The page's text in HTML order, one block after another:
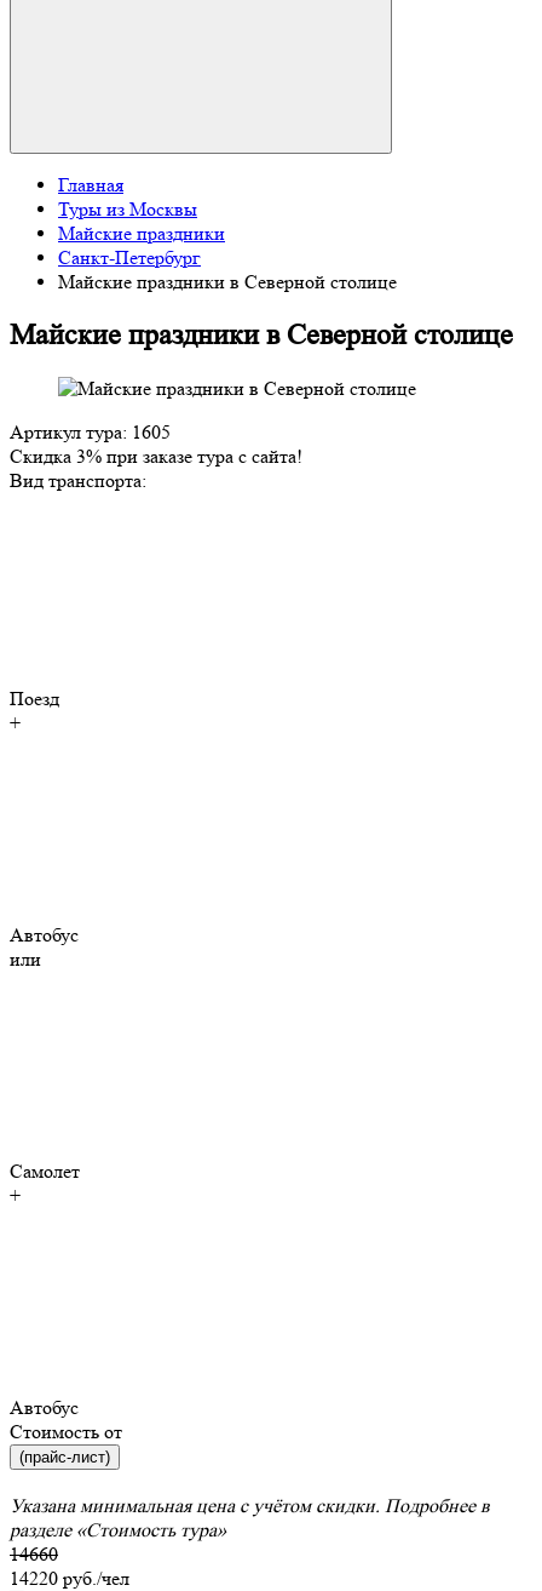
Главная
Туры из Москвы
Майские праздники
Санкт-Петербург
Майские праздники в Северной столице
Майские праздники в Северной столице
Артикул тура: 1605
Скидка 3% при заказе тура с сайта!
Вид транспорта:
Поезд
+
Автобус
или
Самолет
+
Автобус
Стоимость от
(прайс-лист)
Указана минимальная цена с учётом скидки. Подробнее в
разделе «Стоимость тура»
14660
14220 руб./чел